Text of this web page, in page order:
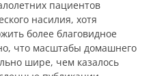
пациентов
насилия, хотя
более благовидное
что масштабы домашнего
шире, чем казалось